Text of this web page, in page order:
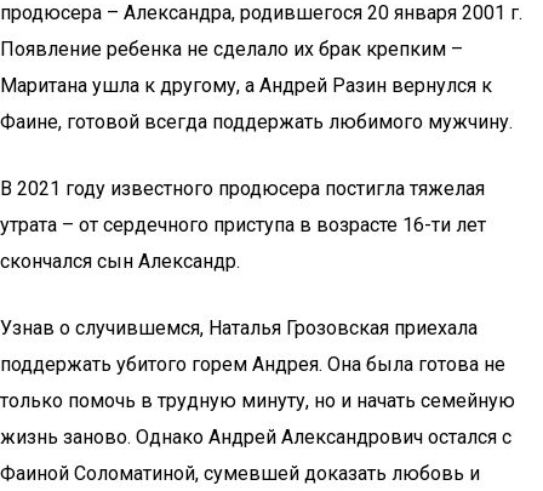
продюсера – Александра, родившегося 20 января 2001 г.
Появление ребенка не сделало их брак крепким –
Маритана ушла к другому, а Андрей Разин вернулся к
Фаине, готовой всегда поддержать любимого мужчину.
В 2021 году известного продюсера постигла тяжелая
утрата – от сердечного приступа в возрасте 16-ти лет
скончался сын Александр.
Узнав о случившемся, Наталья Грозовская приехала
поддержать убитого горем Андрея. Она была готова не
только помочь в трудную минуту, но и начать семейную
жизнь заново. Однако Андрей Александрович остался с
Фаиной Соломатиной, сумевшей доказать любовь и